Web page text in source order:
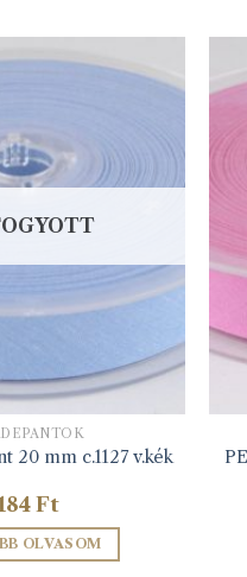
20 mm c.1127 v.kék
Ft
OLVASOM